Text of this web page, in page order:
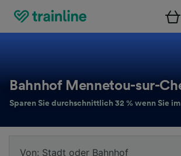
Bahnhof Mennetou-sur-
Sparen Sie durchschnittlich 32 % wenn Sie